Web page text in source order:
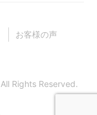
お客様の声
All Rights Reserved.